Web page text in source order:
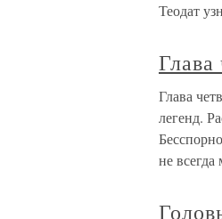
Теодат
Глава
легенд.
не